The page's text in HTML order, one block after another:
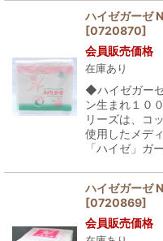
ハイゼガーゼ
[0720870]
会員販売価格
在庫あり
◆ハイゼガー
ン生まれ１０
リーズは、コ
使用したメデ
「ハイゼ」ガ
ハイゼガーゼ
[0720869]
会員販売価格